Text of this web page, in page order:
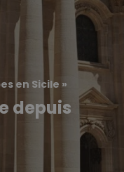
en Sicile »
depuis